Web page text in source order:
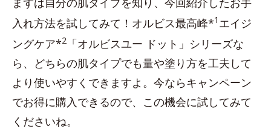
入れ方法を試してみて！オルビス最高峰*1 エイジ
ングケア*2 「オルビスユー ドット」シリーズな
ら、どちらの肌タイプでも量や塗り方を工夫して
より使いやすくできますよ。今ならキャンペーン
でお得に購入できるので、この機会に試してみて
くださいね。